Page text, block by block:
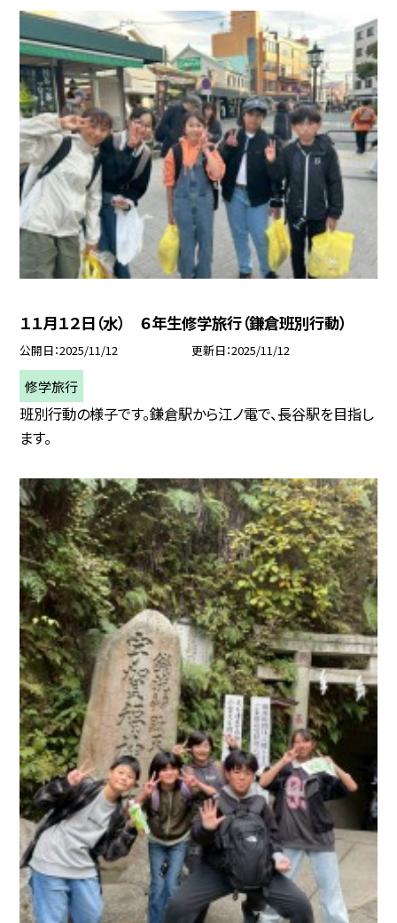
１１月１２日（水） ６年生修学旅行（鎌倉班別行動）
公開日 2025/11/12 更新日 2025/11/12
修学旅行
班別行動の様子です。鎌倉駅から江ノ電で、長谷駅を目指し
ます。